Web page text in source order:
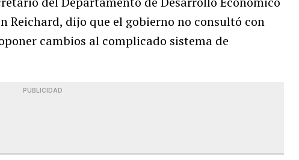
Reichard, dijo que el gobierno no consultó con
cambios al complicado sistema de
PUBLICIDAD